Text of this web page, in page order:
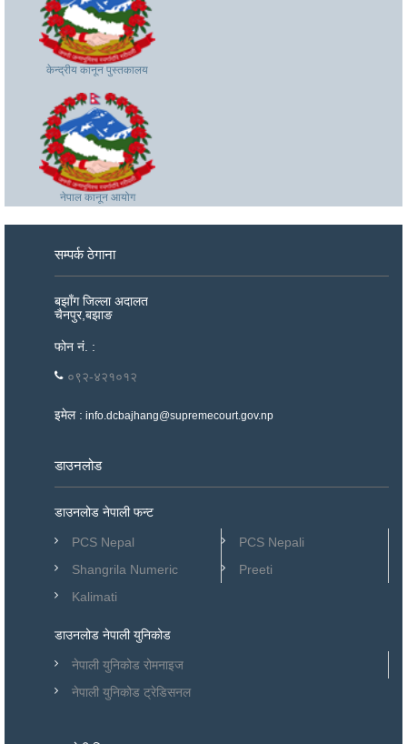
केन्द्रीय कानून पुस्तकालय
केन्द्रीय कानून पुस्तकालय
नेपाल कानून आयोग
नेपाल कानून आयोग
सम्पर्क ठेगाना
बझाँग जिल्ला अदालत
चैनपुर,बझाङ
फोन नं. :
०९२-४२१०१२
इमेल : info.dcbajhang@supremecourt.gov.np
डाउनलोड
डाउनलोड नेपाली फन्ट
PCS Nepal
PCS Nepali
Shangrila Numeric
Preeti
Kalimati
डाउनलोड नेपाली युनिकोड
नेपाली युनिकोड रोमनाइज
नेपाली युनिकोड ट्रेडिसनल